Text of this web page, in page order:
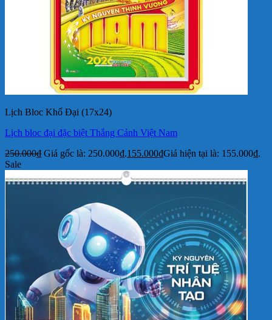
Lịch Bloc Khổ Đại (17x24)
Lịch bloc đại đặc biệt Thắng Cảnh Việt Nam
250.000₫ Giá gốc là: 250.000₫.155.000₫Giá hiện tại là: 155.000₫.
Sale